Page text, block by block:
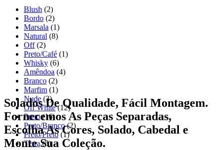
Blush (2)
Bordo (2)
Marsala (1)
Natural (8)
Off (2)
Preto/Café (1)
Whisky (6)
Amêndoa (4)
Branco (2)
Marfim (1)
Nude (3)
Off White (12)
Preto (16)
Preto/Branco (2)
Preto/Preto (1)
Terra (5)
Solados De Qualidade, Fácil Montagem.
Fornecemos As Peças Separadas,
Escolha As Cores, Solado, Cabedal e
Monte Sua Coleção.